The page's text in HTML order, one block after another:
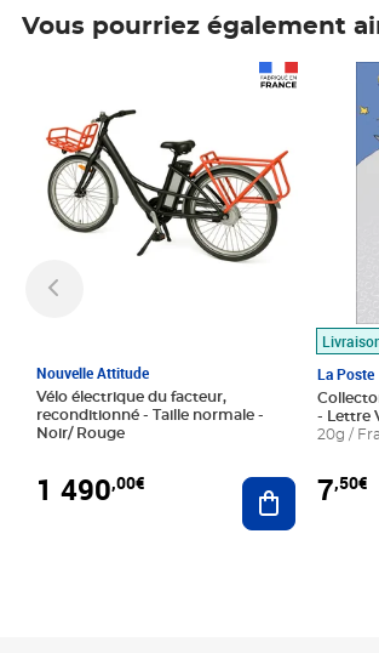
Vous pourriez également
Nouvelle Attitude
Vélo électrique du facteur,
reconditionné - Taille normale -
Noir/ Rouge
1 490,00€ Ajouter au
La Poste
- Lettre
20g /
7,50€
Prix